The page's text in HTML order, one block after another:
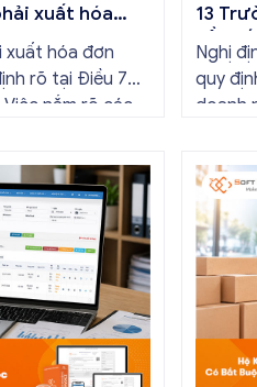
xuất hóa
hóa đơn
rõ tại Điều 7
nắm rõ các
cần thiết
13
cần
Nghị
quy
doanh
chia
cần […]